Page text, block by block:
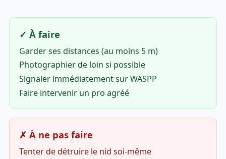
✓ À faire
Garder ses distances (au moins 5 m)
Photographier de loin si possible
Signaler immédiatement sur WASPP
Faire intervenir un pro agréé
✗ À ne pas faire
Tenter de détruire le nid soi-même